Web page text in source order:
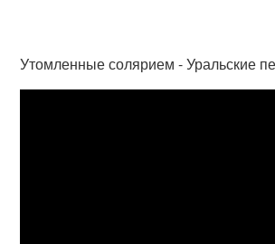
Утомленные солярием - Уральские